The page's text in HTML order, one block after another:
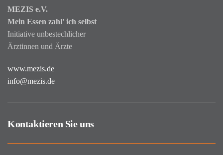
MEZIS e.V.
Mein Essen zahl' ich selbst
Initiative unbestechlicher
Ärztinnen und Ärzte
www.mezis.de
info@mezis.de
Kontaktieren Sie uns